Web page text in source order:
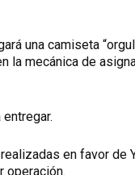
una camiseta
la mecánica de
en favor de
operación.